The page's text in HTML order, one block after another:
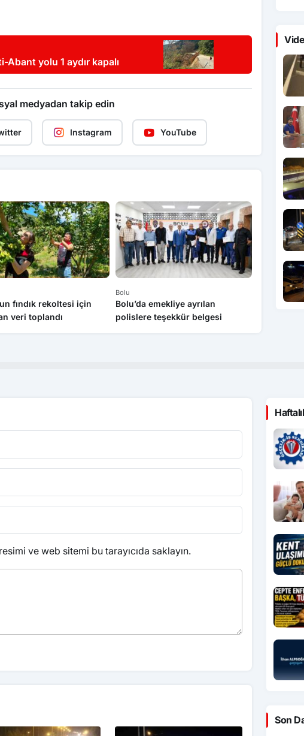
Abant yolu 1 aydır kapalı
medyadan takip edin
Instagram YouTube
fındık rekoltesi için
veri toplandı
Bolu
Bolu’da emekliye ayrılan
polislere teşekkür belgesi
ve web sitemi bu tarayıcıda saklayın.
Son